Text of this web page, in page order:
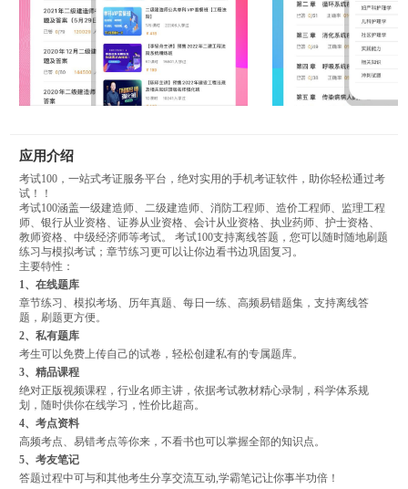
应用介绍
考试100，一站式考证服务平台，绝对实用的手机考证软件，助你轻松通过考
试！！
考试100涵盖一级建造师、二级建造师、消防工程师、造价工程师、监理工程
师、银行从业资格、证券从业资格、会计从业资格、执业药师、护士资格、
教师资格、中级经济师等考试。 考试100支持离线答题，您可以随时随地刷题
练习与模拟考试；章节练习更可以让你边看书边巩固复习。
主要特性：
1、在线题库
章节练习、模拟考场、历年真题、每日一练、高频易错题集，支持离线答
题，刷题更方便。
2、私有题库
考生可以免费上传自己的试卷，轻松创建私有的专属题库。
3、精品课程
绝对正版视频课程，行业名师主讲，依据考试教材精心录制，科学体系规
划，随时供你在线学习，性价比超高。
4、考点资料
高频考点、易错考点等你来，不看书也可以掌握全部的知识点。
5、考友笔记
答题过程中可与和其他考生分享交流互动,学霸笔记让你事半功倍！